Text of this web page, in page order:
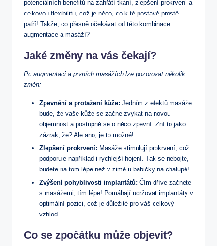
potenciálních benefitů na zahřátí tkání, zlepšení prokrvení a
celkovou flexibilitu, což je něco, co k té postavě prostě
patří! Takže, co přesně očekávat od této kombinace
augmentace a masáží?
Jaké změny na vás čekají?
Po augmentaci a prvních masážích lze pozorovat několik
změn:
Zpevnění a protažení kůže: Jedním z efektů masáže
bude, že vaše kůže se začne zvykat na novou
objemnost a postupně se o něco zpevní. Zní to jako
zázrak, že? Ale ano, je to možné!
Zlepšení prokrvení: Masáže stimulují prokrvení, což
podporuje například i rychlejší hojení. Tak se nebojte,
budete na tom lépe než v zimě u babičky na chalupě!
Zvýšení pohyblivosti implantátů: Čím dříve začnete
s masážemi, tím lépe! Pomáhají udržovat implantáty v
optimální pozici, což je důležité pro váš celkový
vzhled.
Co se zpočátku může objevit?